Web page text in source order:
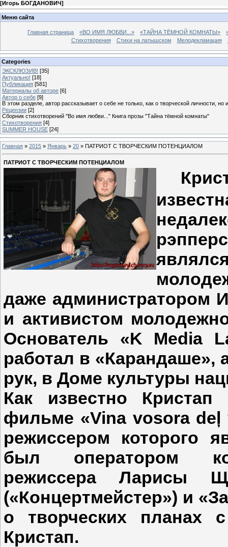
[Игорь БОГДАНОВИЧ]
Меню сайта
Главная страница «ВО ИМЯ ЛЮБВИ...» «ТАЙНА ТЁМНОЙ КОМНАТЫ»
Стихотворения
Стихи на латышском Мелодекламация
Categories
ЭКСКЛЮЗИВ! [35]
Актуально! [18]
Публикация [581]
Материалы об авторе [6]
Автор о себе [9]
В этом разделе, автор рассказывает о себе не только, как о творческой личности,
Рецензии [2]
Сборник стихотворений "Во имя любви..." Книга прозы "Тайна тёмной комнаты"
Стихотворения [4]
SUMMER HOUSE [24]
Главная » 2015 » Январь » 20 » ПАТРИОТ С ТВОРЧЕСКИМ ПОТЕНЦИАЛОМ
ПАТРИОТ С ТВОРЧЕСКИМ ПОТЕНЦИАЛОМ
даже администратором
и активистом
Основатель «K Media
работал в «Карандаше»,
рук, в Доме культуры
Как известно
фильме «Vina vosora deļ
режиссером которого
был оператором
режиссера Ларисы
(«Концертмейстер») и
о творческих планах
Кристап.